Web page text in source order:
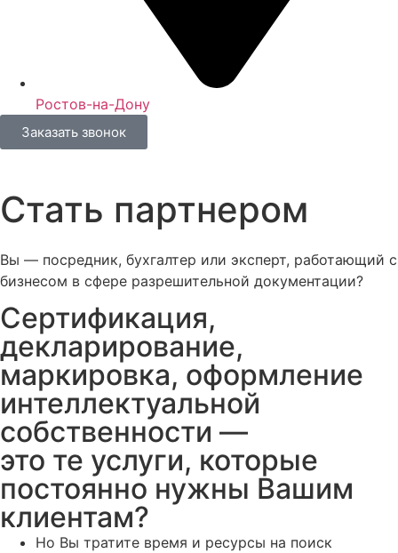
Ростов-на-Дону
Заказать звонок
Стать партнером
Вы — посредник, бухгалтер или эксперт, работающий с
бизнесом в сфере разрешительной документации?
Сертификация,
декларирование,
маркировка, оформление
интеллектуальной
собственности —
это те услуги, которые
постоянно нужны Вашим
клиентам?
Но Вы тратите время и ресурсы на поиск